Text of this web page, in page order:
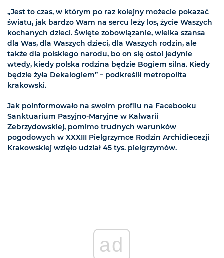
„Jest to czas, w którym po raz kolejny możecie pokazać
światu, jak bardzo Wam na sercu leży los, życie Waszych
kochanych dzieci. Święte zobowiązanie, wielka szansa
dla Was, dla Waszych dzieci, dla Waszych rodzin, ale
także dla polskiego narodu, bo on się ostoi jedynie
wtedy, kiedy polska rodzina będzie Bogiem silna. Kiedy
będzie żyła Dekalogiem” – podkreślił metropolita
krakowski.
Jak poinformowało na swoim profilu na Facebooku
Sanktuarium Pasyjno-Maryjne w Kalwarii
Zebrzydowskiej, pomimo trudnych warunków
pogodowych w XXXIII Pielgrzymce Rodzin Archidiecezji
Krakowskiej wzięło udział 45 tys. pielgrzymów.
ad